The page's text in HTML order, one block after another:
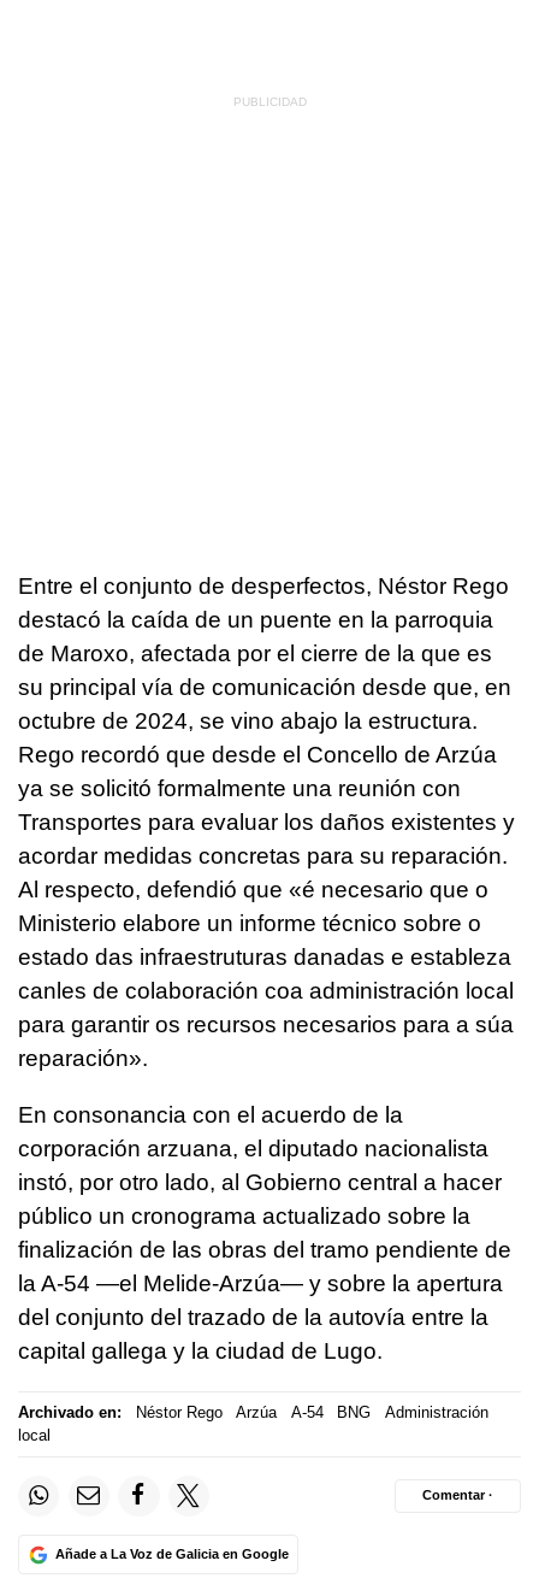
Entre el conjunto de desperfectos, Néstor Rego
destacó la caída de un puente en la parroquia
de Maroxo, afectada por el cierre de la que es
su principal vía de comunicación desde que, en
octubre de 2024, se vino abajo la estructura.
Rego recordó que desde el Concello de Arzúa
ya se solicitó formalmente una reunión con
Transportes para evaluar los daños existentes y
acordar medidas concretas para su reparación.
Al respecto, defendió que «é necesario que o
Ministerio elabore un informe técnico sobre o
estado das infraestruturas danadas e estableza
canles de colaboración coa administración local
para garantir os recursos necesarios para a súa
reparación».
En consonancia con el acuerdo de la
corporación arzuana, el diputado nacionalista
instó, por otro lado, al Gobierno central a hacer
público un cronograma actualizado sobre la
finalización de las obras del tramo pendiente de
la A-54 —el Melide-Arzúa— y sobre la apertura
del conjunto del trazado de la autovía entre la
capital gallega y la ciudad de Lugo.
Archivado en: Néstor Rego Arzúa A-54 BNG
Administración
local
Añade a La Voz de Galicia en Google
Comentar ·